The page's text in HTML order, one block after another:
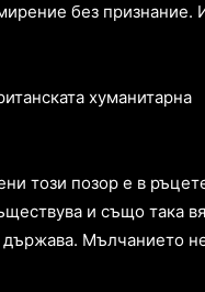
без признание.
хуманитарна
този позор е в
и също така
държава. Мълчанието